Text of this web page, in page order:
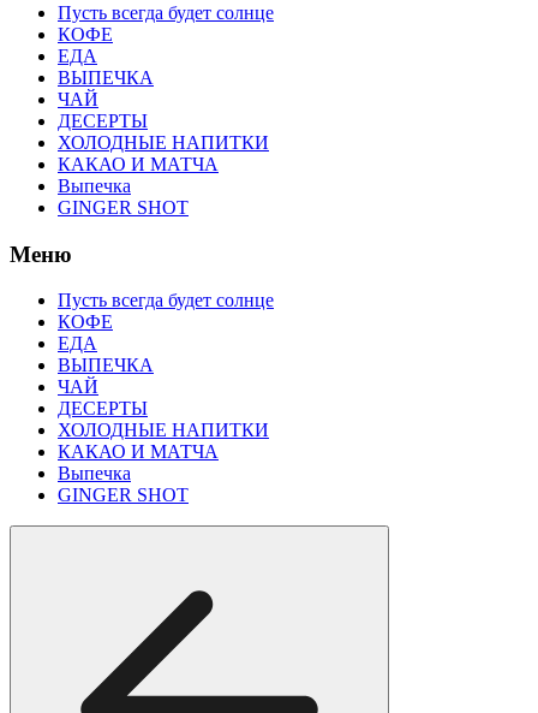
Пусть всегда будет солнце
КОФЕ
ЕДА
ВЫПЕЧКА
ЧАЙ
ДЕСЕРТЫ
ХОЛОДНЫЕ НАПИТКИ
КАКАО И МАТЧА
Выпечка
GINGER SHOT
Меню
Пусть всегда будет солнце
КОФЕ
ЕДА
ВЫПЕЧКА
ЧАЙ
ДЕСЕРТЫ
ХОЛОДНЫЕ НАПИТКИ
КАКАО И МАТЧА
Выпечка
GINGER SHOT